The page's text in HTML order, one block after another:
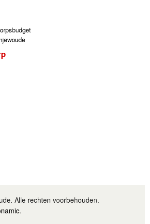
Alle rechten voorbehouden.
.